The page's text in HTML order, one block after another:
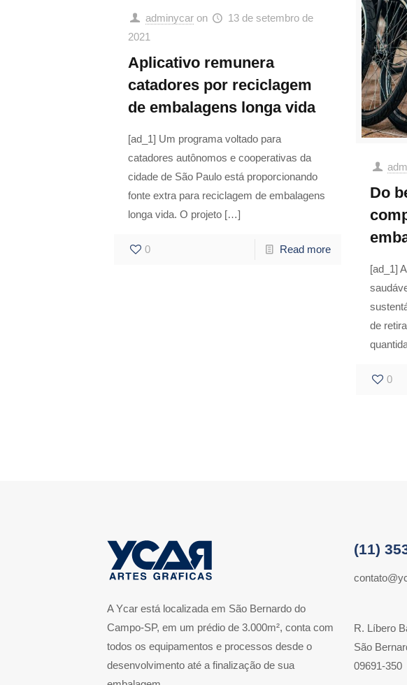
adminycar on
13 de setembro de
2021
Aplicativo remunera
catadores por reciclagem
de embalagens longa vida
[ad_1] Um programa voltado para
catadores autônomos e cooperativas da
cidade de São Paulo está proporcionando
fonte extra para reciclagem de embalagens
longa vida. O projeto[…]
0 Read more
Do
[ad_1]
de
0
A Ycar está localizada em São Bernardo do
Campo-SP, em um prédio de 3.000m², conta com
todos os equipamentos e processos desde o
desenvolvimento até a finalização de sua
(11)
R. Líbero
São
09691-350